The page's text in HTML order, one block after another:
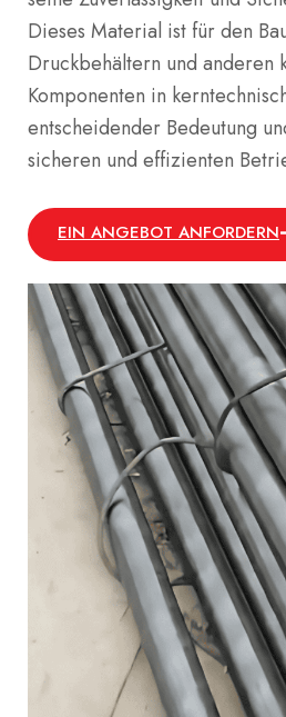
Dieses Material ist für den
Druckbehältern und anderen
Komponenten in
entscheidender Bedeutung
sicheren und effizienten
EIN ANGEBOT ANFORDERN